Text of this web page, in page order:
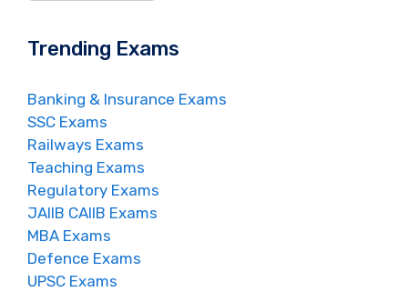
Trending Exams
Banking & Insurance Exams
SSC Exams
Railways Exams
Teaching Exams
Regulatory Exams
JAIIB CAIIB Exams
MBA Exams
Defence Exams
UPSC Exams